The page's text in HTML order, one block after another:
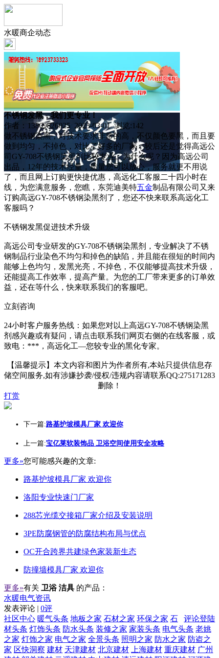
水暖商企动态
不锈钢发黑，我们更专业！
作者：13809826025 2023-03-01 浏览:142
做不锈钢染黑，对技术要求非常的高，不仅颜色要黑，而且要
做到均匀，不掉色，对比了好多的厂家，较后还是觉得高远公
司GY-708不锈钢染黑剂比较专业。为什么呢？因为高远公司
出品，12年的技术经量，质量您可以放心，服务就更不用说
了，而且网上订购更快捷优惠，高远化工客服二十四小时在
线，为您满意服务，您瞧，东莞迪美特五金制品有限公司又来
订购高远GY-708不锈钢染黑剂了，您还不快来联系高远化工
客服吗？
不锈钢发黑促进技术升级
高远公司专业研发的GY-708不锈钢染黑剂，专业解决了不锈
钢制品行业染色不均匀和掉色的缺陷，并且能在很短的时间内
能够上色均匀，发黑光亮，不掉色，不仅能够提高技术升级，
还能提高工作效率，提高产量。为您的工厂带来更多的订单效
益，还在等什么，快来联系我们的客服吧。
立刻咨询
24小时客户服务热线：如果您对以上高远GY-708不锈钢染黑
剂感兴趣或有疑问，请点击联系我们网页右侧的在线客服，或
致电：***，高远化工—您较专业的黑化专家。
【温馨提示】本文内容和图片为作者所有,本站只提供信息存
储空间服务,如有涉嫌抄袭/侵权/违规内容请联系QQ:275171283
删除！
打赏
下一篇:路基护坡模具厂家 欢迎你
上一篇:宝亿莱软装饰品 卫浴空间使用安全攻略
更多»您可能感兴趣的文章:
路基护坡模具厂家 欢迎你
洛阳专业快速门厂家
288芯光缆交接箱厂家介绍及安装说明
3PE防腐钢管的防腐结构布局与优点
OC开合跨界共建绿色家装新生态
防撞墙模具厂家 欢迎你
更多»有关 卫浴 洁具 的产品：
水暖电气资讯
发表评论 | 0评
评论登陆
社区中心 暖气头条 地板之家 石材之家 环保之家 石
材头条 灯饰头条 防水头条 装修之家 家装头条 电气头条 老姚
之家 灯饰之家 电气之家 全景头条 照明之家 防水之家 防盗之
家 区快洞察 建材 天津建材 北京建材 上海建材 重庆建材 广州